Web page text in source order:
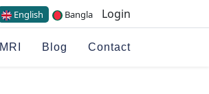
English Bangla Login
MRI Blog Contact